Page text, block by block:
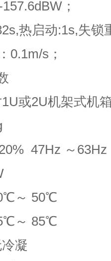
；
热启动:1s,失锁
0.1m/s；
或2U机架式机
47Hz ～63Hz
～ 50℃
～ 85℃
凝